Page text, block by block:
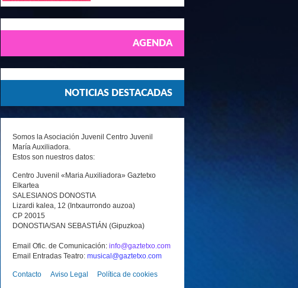
AGENDA
NOTICIAS DESTACADAS
Somos la Asociación Juvenil Centro Juvenil
María Auxiliadora.
Estos son nuestros datos:
Centro Juvenil «Maria Auxiliadora» Gaztetxo
Elkartea
SALESIANOS DONOSTIA
Lizardi kalea, 12 (Intxaurrondo auzoa)
CP 20015
DONOSTIA/SAN SEBASTIÁN (Gipuzkoa)
Email Ofic. de Comunicación: info@gaztetxo.com
Email Entradas Teatro: musical@gaztetxo.com
Contacto Aviso Legal Política de cookies